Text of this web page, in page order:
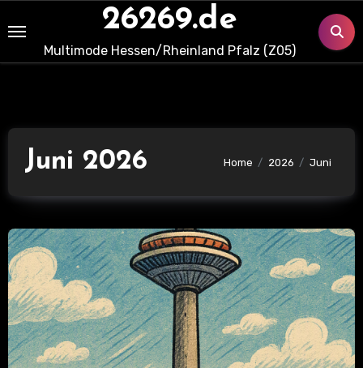
to
content
26269.de
Multimode Hessen/Rheinland Pfalz (Z05)
Juni 2026 Home 2026 Juni